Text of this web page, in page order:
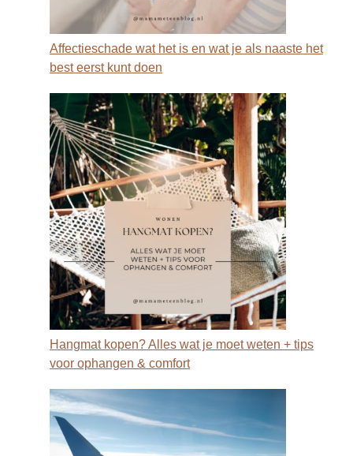
Affectieschade wat het is en wat je als naaste het
best eerst kunt doen
Hangmat kopen? Alles wat je moet weten + tips
voor ophangen & comfort